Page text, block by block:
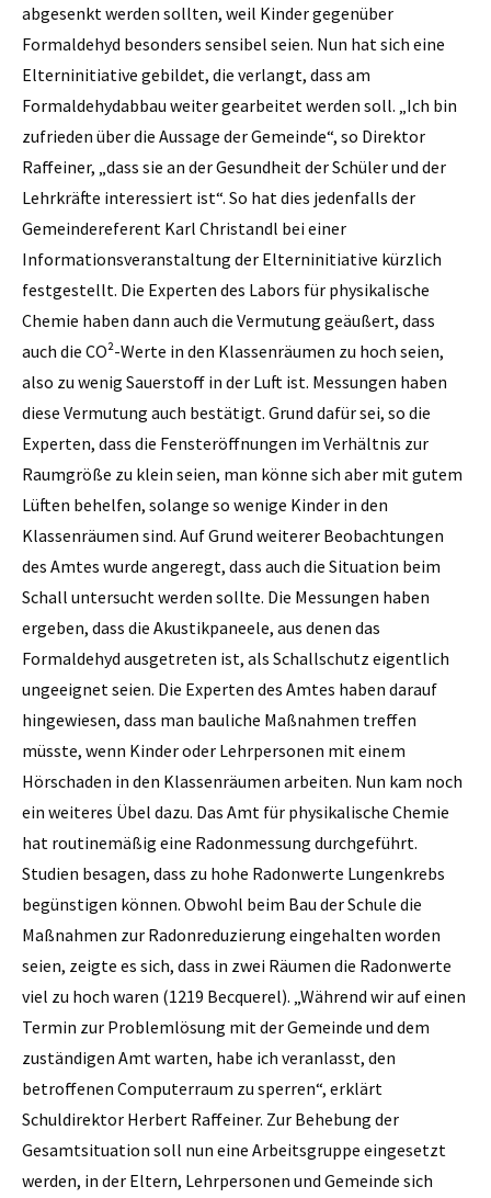
abgesenkt werden sollten, weil Kinder gegenüber
Formaldehyd besonders sensibel seien. Nun hat sich eine
Elterninitiative gebildet, die verlangt, dass am
Formaldehydabbau weiter gearbeitet werden soll. „Ich bin
zufrieden über die Aussage der Gemeinde“, so Direktor
Raffeiner, „dass sie an der Gesundheit der Schüler und der
Lehrkräfte interessiert ist“. So hat dies jedenfalls der
Gemeindereferent Karl Christandl bei einer
Informationsveranstaltung der Elterninitiative kürzlich
festgestellt. Die Experten des Labors für physikalische
Chemie haben dann auch die Vermutung geäußert, dass
auch die CO²-Werte in den Klassenräumen zu hoch seien,
also zu wenig Sauerstoff in der Luft ist. Messungen haben
diese Vermutung auch bestätigt. Grund dafür sei, so die
Experten, dass die Fensteröffnungen im Verhältnis zur
Raumgröße zu klein seien, man könne sich aber mit gutem
Lüften behelfen, solange so wenige Kinder in den
Klassenräumen sind. Auf Grund weiterer Beobachtungen
des Amtes wurde angeregt, dass auch die Situation beim
Schall untersucht werden sollte. Die Messungen haben
ergeben, dass die Akustikpaneele, aus denen das
Formaldehyd ausgetreten ist, als Schallschutz eigentlich
ungeeignet seien. Die Experten des Amtes haben darauf
hingewiesen, dass man bauliche Maßnahmen treffen
müsste, wenn Kinder oder Lehrpersonen mit einem
Hörschaden in den Klassenräumen arbeiten. Nun kam noch
ein weiteres Übel dazu. Das Amt für physikalische Chemie
hat routinemäßig eine Radonmessung durchgeführt.
Studien besagen, dass zu hohe Radonwerte Lungenkrebs
begünstigen können. Obwohl beim Bau der Schule die
Maßnahmen zur Radonreduzierung eingehalten worden
seien, zeigte es sich, dass in zwei Räumen die Radonwerte
viel zu hoch waren (1219 Becquerel). „Während wir auf einen
Termin zur Problemlösung mit der Gemeinde und dem
zuständigen Amt warten, habe ich veranlasst, den
betroffenen Computerraum zu sperren“, erklärt
Schuldirektor Herbert Raffeiner. Zur Behebung der
Gesamtsituation soll nun eine Arbeitsgruppe eingesetzt
werden, in der Eltern, Lehrpersonen und Gemeinde sich